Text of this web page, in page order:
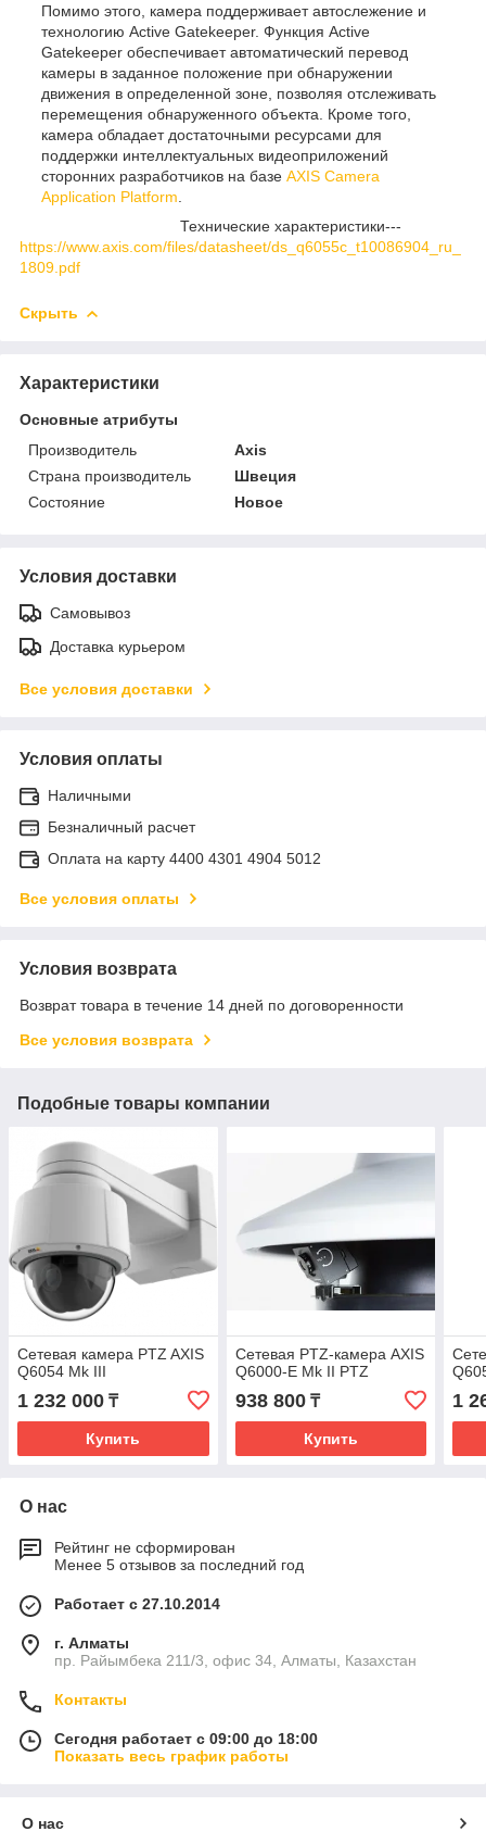
Помимо этого, камера поддерживает автослежение и
технологию Active Gatekeeper. Функция Active
Gatekeeper обеспечивает автоматический перевод
камеры в заданное положение при обнаружении
движения в определенной зоне, позволяя отслеживать
перемещения обнаруженного объекта. Кроме того,
камера обладает достаточными ресурсами для
поддержки интеллектуальных видеоприложений
сторонних разработчиков на базе AXIS Camera
Application Platform
Технические характеристики---
https://www.axis.com/files/datasheet/ds_q6055c_t10086904_ru_
1809.pdf
Скрыть
Характеристики
Основные атрибуты
Производитель
Axis
Страна производитель
Швеция
Состояние
Новое
Условия доставки
Самовывоз
Доставка курьером
Все условия доставки
Условия оплаты
Наличными
Безналичный расчет
Оплата на карту 4400 4301 4904 5012
Все условия оплаты
Условия возврата
Возврат товара в течение 14 дней по договоренности
Все условия возврата
Подобные товары компании
Сетевая камера PTZ AXIS
Q6054 Mk III
1 232 000 ₸
Купить
Сетевая PTZ-камера AXIS
Q6000-E Mk II PTZ
938 800₸
Купить
1
О нас
Рейтинг не сформирован
Менее 5 отзывов за последний год
Работает с 27.10.2014
г. Алматы
пр. Райымбека 211/3, офис 34, Алматы, Казахстан
Контакты
Сегодня работает с 09:00 до 18:00
Показать весь график работы
О нас